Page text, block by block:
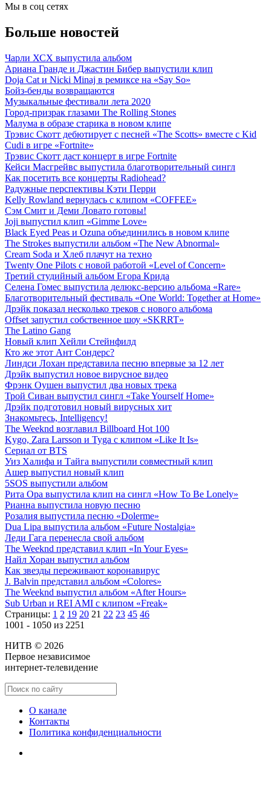
Мы в соц сетях
Больше новостей
Чарли ХСХ выпустила альбом
Ариана Гранде и Джастин Бибер выпустили клип
Doja Cat и Nicki Minaj в ремиксе на «Say So»
Бойз-бенды возвращаются
Музыкальные фестивали лета 2020
Город-призрак глазами The Rolling Stones
Малума в образе старика в новом клипе
Трэвис Скотт дебютирует с песней «The Scotts» вместе с Kid
Cudi в игре «Fortnite»
Трэвис Скотт даст концерт в игре Fortnite
Кейси Масгрейвс выпустила благотворительный сингл
Как посетить все концерты Radiohead?
Радужные перспективы Кэти Перри
Kelly Rowland вернулась с клипом «COFFEE»
Сэм Смит и Деми Ловато готовы!
Joji выпустил клип «Gimme Love»
Black Eyed Peas и Ozuna объединились в новом клипе
The Strokes выпустили альбом «The New Abnormal»
Cream Soda и Хлеб плачут на техно
Twenty One Pilots с новой работой «Level of Concern»
Третий студийный альбом Егора Крида
Селена Гомес выпустила делюкс-версию альбома «Rare»
Благотворительный фестиваль «One World: Together at Home»
Дрэйк показал несколько треков с нового альбома
Offset запустил собственное шоу «SKRRT»
The Latino Gang
Новый клип Хейли Стейнфилд
Кто же этот Ант Сондерс?
Линдси Лохан представила песню впервые за 12 лет
Дрэйк выпустил новое вирусное видео
Фрэнк Оушен выпустил два новых трека
Трой Сиван выпустил сингл «Take Yourself Home»
Дрэйк подготовил новый вирусных хит
Знакомьтесь, Intelligency!
The Weeknd возглавил Billboard Hot 100
Kygo, Zara Larsson и Tyga с клипом «Like It Is»
Сериал от BTS
Уиз Халифа и Тайга выпустили совместный клип
Ашер выпустил новый клип
5SOS выпустили альбом
Рита Ора выпустила клип на сингл «How To Be Lonely»
Рианна выпустила новую песню
Розалия выпустила песню «Dolerme»
Dua Lipa выпустила альбом «Future Nostalgia»
Леди Гага перенесла свой альбом
The Weeknd представил клип «In Your Eyes»
Найл Хоран выпустил альбом
Как звезды переживают коронавирус
J. Balvin представил альбом «Colores»
The Weeknd выпустил альбом «After Hours»
Sub Urban и REI AMI с клипом «Freak»
Страницы: 1 2 19 20 21 22 23 45 46
1001 - 1050 из 2251
НИТВ © 2026
Первое независимое
интернет-телевидение
О канале
Контакты
Политика конфиденциальности